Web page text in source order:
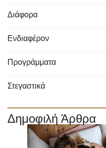
Διάφορα
Ενδιαφέρον
Προγράμματα
Στεγαστικά
Δημοφιλή Άρθρα